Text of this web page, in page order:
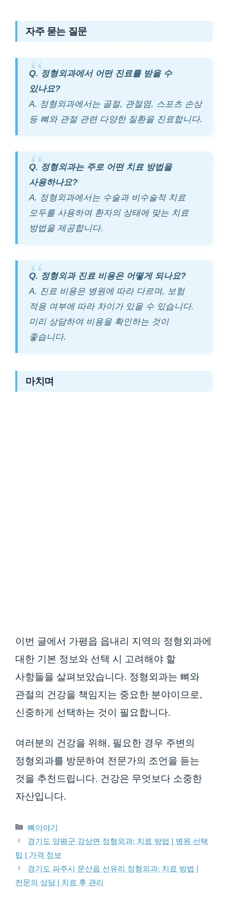
자주 묻는 질문
Q. 정형외과에서 어떤 진료를 받을 수
있나요?
A. 정형외과에서는 골절, 관절염, 스포츠 손상
등 뼈와 관절 관련 다양한 질환을 진료합니다.
Q. 정형외과는 주로 어떤 치료 방법을
사용하나요?
A. 정형외과에서는 수술과 비수술적 치료
모두를 사용하여 환자의 상태에 맞는 치료
방법을 제공합니다.
Q. 정형외과 진료 비용은 어떻게 되나요?
A. 진료 비용은 병원에 따라 다르며, 보험
적용 여부에 따라 차이가 있을 수 있습니다.
미리 상담하여 비용을 확인하는 것이
좋습니다.
마치며
이번 글에서 가평읍 읍내리 지역의 정형외과에
대한 기본 정보와 선택 시 고려해야 할
사항들을 살펴보았습니다. 정형외과는 뼈와
관절의 건강을 책임지는 중요한 분야이므로,
신중하게 선택하는 것이 필요합니다.
여러분의 건강을 위해, 필요한 경우 주변의
정형외과를 방문하여 전문가의 조언을 듣는
것을 추천드립니다. 건강은 무엇보다 소중한
자산입니다.
카테고리
뼈이야기
경기도 양평군 강상면 정형외과: 치료 방법 | 병원 선택
팁 | 가격 정보
경기도 파주시 문산읍 선유리 정형외과: 치료 방법 |
전문의 상담 | 치료 후 관리